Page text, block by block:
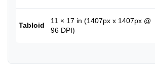
Tabloid
11 × 17 in (1407px x 1407px @
96 DPI)